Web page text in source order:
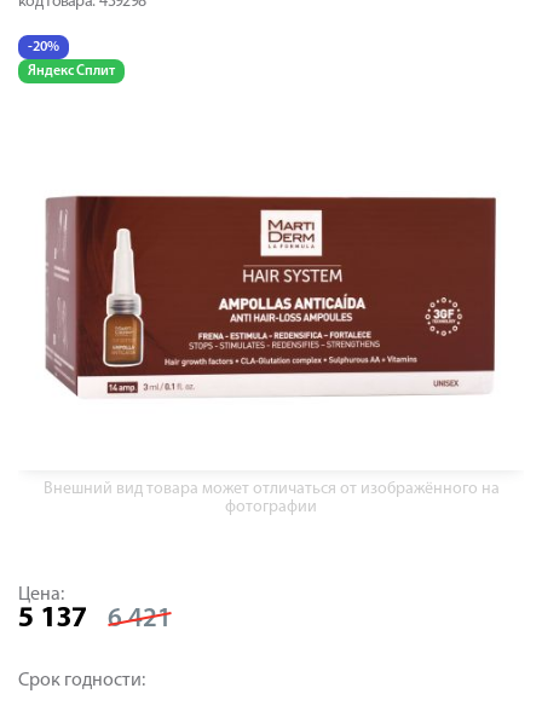
-20%
Яндекс Сплит
Внешний вид товара может отличаться от изображённого на
фотографии
Цена:
5 137 6 421
Срок годности: